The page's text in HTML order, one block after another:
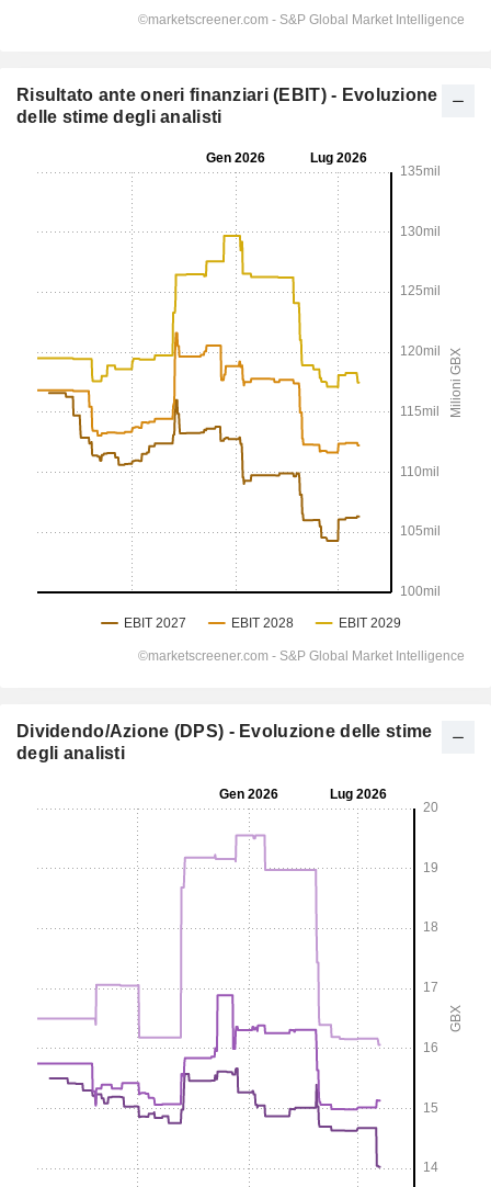
Risultato ante oneri finanziari (EBIT) - Evoluzione
delle stime degli analisti
Dividendo/Azione (DPS) - Evoluzione delle stime
degli analisti